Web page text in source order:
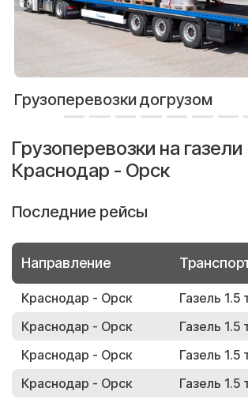
Грузоперевозки догрузом
Грузоперевозки на газели
Краснодар - Орск
Последние рейсы
Направление
Краснодар - Орск Газель 1.5
Краснодар - Орск
Газель 1.5
Краснодар - Орск
Газель 1.5
Краснодар - Орск
Газель 1.5